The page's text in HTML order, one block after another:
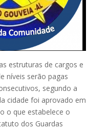
estruturas de cargos e
níveis serão pagas
segundo a
cidade foi aprovado em
o que estabelece o
dos Guardas